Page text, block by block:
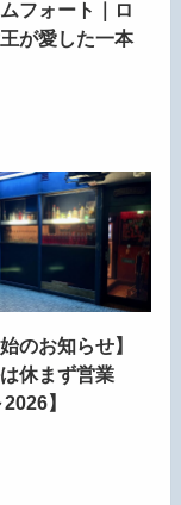
フォート｜ロ
が愛した一本
のお知らせ】
休まず営業
】